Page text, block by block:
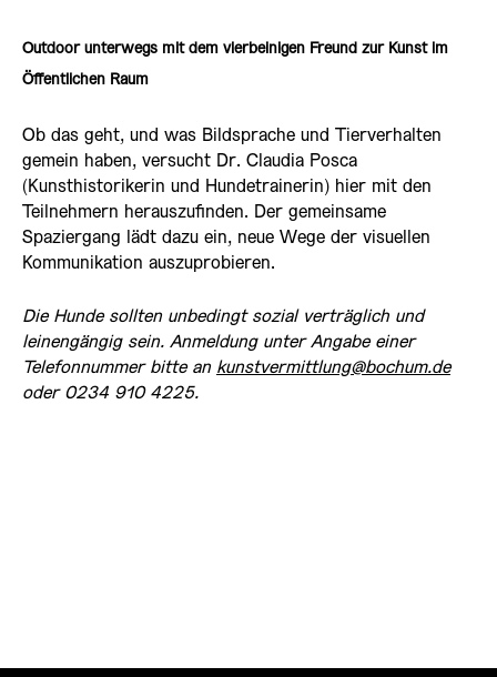
Outdoor unterwegs mit dem vierbeinigen Freund zur Kunst im
Öffentlichen Raum
Ob das geht, und was Bildsprache und Tierverhalten
gemein haben, versucht Dr. Claudia Posca
(Kunsthistorikerin und Hundetrainerin) hier mit den
Teilnehmern herauszufinden. Der gemeinsame
Spaziergang lädt dazu ein, neue Wege der visuellen
Kommunikation auszuprobieren.
Die Hunde sollten unbedingt sozial verträglich und
leinengängig sein. Anmeldung unter Angabe einer
Telefonnummer bitte an kunstvermittlung@bochum.de
oder 0234 910 4225.